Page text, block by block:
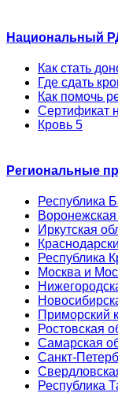
Национальный
Как стать
Где сдать
Как помочь
Сертификат
Кровь 5
Региональные
Республика
Воронежская
Иркутская
Республика
Москва и
Приморский
Ростовская
Самарская
Санкт-
Республика